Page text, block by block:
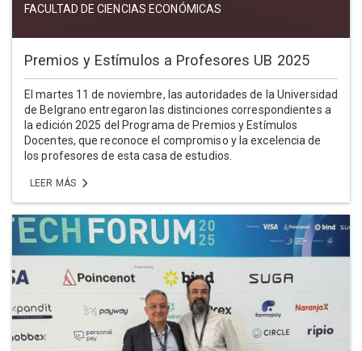
FACULTAD DE CIENCIAS ECONÓMICAS
Premios y Estímulos a Profesores UB 2025
El martes 11 de noviembre, las autoridades de la Universidad
de Belgrano entregaron las distinciones correspondientes a
la edición 2025 del Programa de Premios y Estímulos
Docentes, que reconoce el compromiso y la excelencia de
los profesores de esta casa de estudios.
LEER MÁS